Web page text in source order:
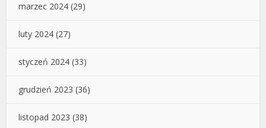
marzec 2024 (29)
luty 2024 (27)
styczeń 2024 (33)
grudzień 2023 (36)
listopad 2023 (38)